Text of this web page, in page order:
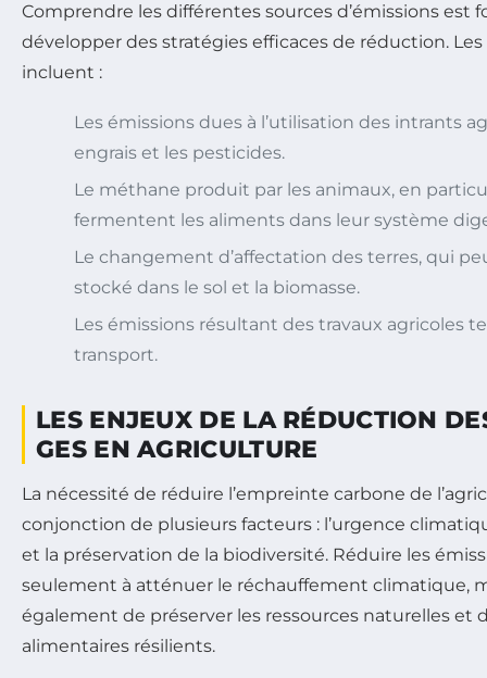
Comprendre les différentes sources d’émissions est
développer des stratégies efficaces de réduction.
incluent :
Les émissions dues à l’utilisation des intrants
engrais et les pesticides.
Le méthane produit par les animaux, en
fermentent les aliments dans leur système
Le changement d’affectation des terres, qui
stocké dans le sol et la biomasse.
Les émissions résultant des travaux agricoles
transport.
LES ENJEUX DE LA RÉDUCTION
GES EN AGRICULTURE
La nécessité de réduire l’empreinte carbone de
conjonction de plusieurs facteurs : l’urgence
et la préservation de la biodiversité. Réduire les
seulement à atténuer le réchauffement climatique,
également de préserver les ressources naturelles et
alimentaires résilients.